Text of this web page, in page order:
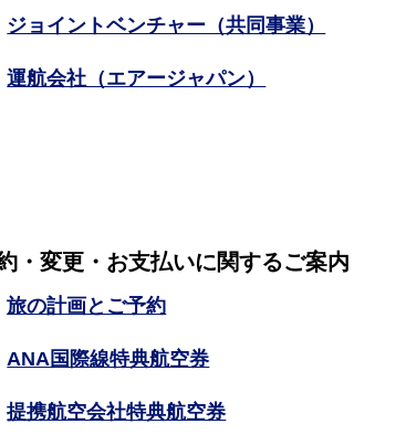
ジョイントベンチャー（共同事業）
運航会社（エアージャパン）
・変更・お支払いに関するご案内
旅の計画とご予約
ANA国際線特典航空券
提携航空会社特典航空券